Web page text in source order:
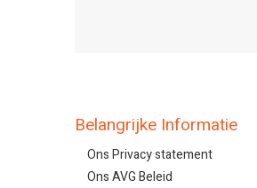
Belangrijke Informatie
Ons Privacy statement
Ons AVG Beleid